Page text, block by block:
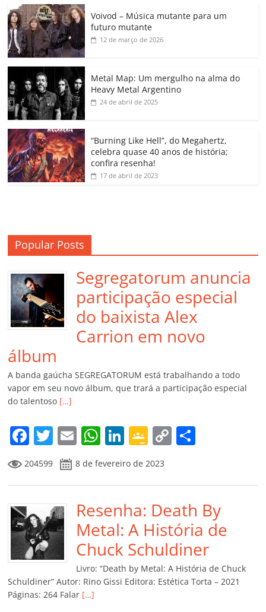
c
e
b
o
o
k
itt
er
ai at
s
A
p
k
e
dI
gl
e
a
ss
o
m
y
k
p
h
Voivod – Música mutante para um
futuro mutante
12 de março de 2026
Metal Map: Um mergulho na alma do
Heavy Metal Argentino
24 de abril de 2025
“Burning Like Hell”, do Megahertz,
celebra quase 40 anos de história;
confira resenha!
17 de abril de 2023
Popular Posts
Segregatorum anuncia
participação especial
do baixista Alex
Carrion em novo
álbum
A banda gaúcha SEGREGATORUM está trabalhando a todo
vapor em seu novo álbum, que trará a participação especial
do talentoso […]
F
a
c
e
b
o
o
k
T
w
itt
er
E
m
ai
l
W
at
s
A
p
p
Li
k
e
dI
n
G
o
o
gl
e
Cl
a
ss
ro
C
y
Li
n
k
p
ar
til
h
ar
204599 8 de fevereiro de 2023
Resenha: Death By
Metal: A História de
Chuck Schuldiner
Livro: “Death by Metal: A História de Chuck
Schuldiner” Autor: Rino Gissi Editora: Estética Torta – 2021
Páginas: 264 Falar […]